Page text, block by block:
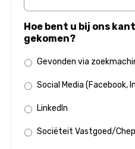
Hoe bent u bij ons
gekomen?
Gevonden via
Social Media (Facebook,
LinkedIn
Sociëteit Vastgoed/